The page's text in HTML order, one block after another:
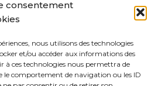
consentement
nous utilisons des technologies
et/ou accéder aux informations des
à ces technologies nous permettra de
le comportement de navigation ou les ID